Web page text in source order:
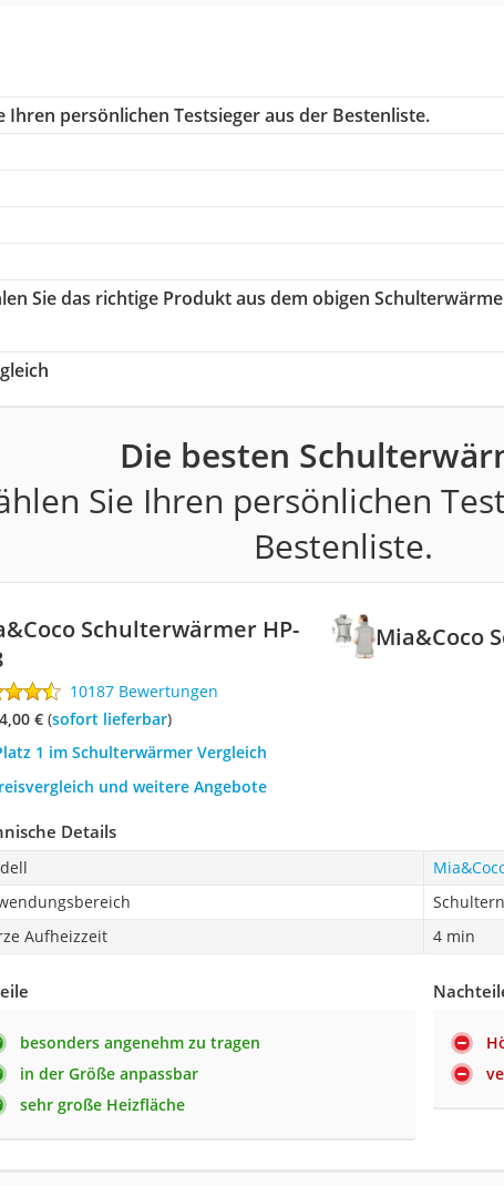
Ihren persönlichen Testsieger aus der Bestenliste.
Sie das richtige Produkt aus dem obigen
Die besten
Sie Ihren persönlichen
Bestenliste.
Mia&Coco
Schulterwärmer HP-
10187 Bewertungen
€( Sofort lieferbar)
1 im Schulterwärmer Vergleich
und weitere Angebote
Details
Aufheizzeit
4 min
besonders angenehm zu tragen
in der Größe anpassbar
sehr große Heizfläche